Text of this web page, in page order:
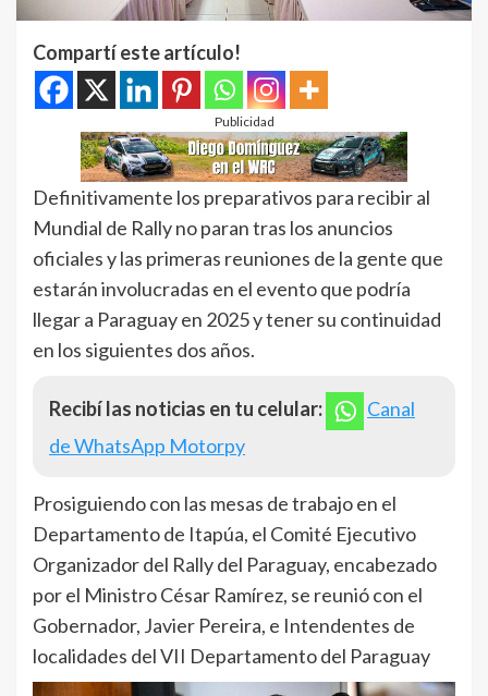
Compartí este artículo!
Publicidad
Definitivamente los preparativos para recibir al
Mundial de Rally no paran tras los anuncios
oficiales y las primeras reuniones de la gente que
estarán involucradas en el evento que podría
llegar a Paraguay en 2025 y tener su continuidad
en los siguientes dos años.
Recibí las noticias en tu celular:
Canal
de WhatsApp Motorpy
Prosiguiendo con las mesas de trabajo en el
Departamento de Itapúa, el Comité Ejecutivo
Organizador del Rally del Paraguay, encabezado
por el Ministro César Ramírez, se reunió con el
Gobernador, Javier Pereira, e Intendentes de
localidades del VII Departamento del Paraguay